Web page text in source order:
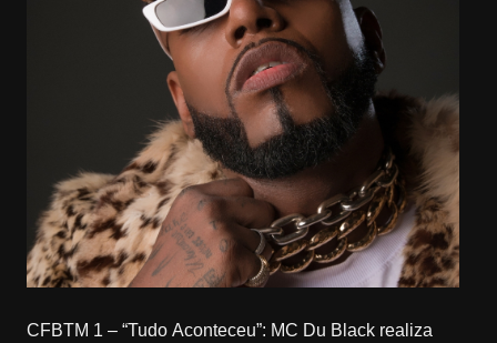
CFBTM 1 – “Tudo Aconteceu”: MC Du Black realiza